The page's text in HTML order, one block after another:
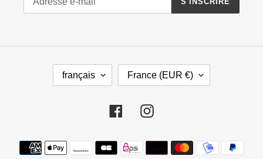
français
S
/
É
G
France (EUR €)
FacebookInstagram
Moyens
de